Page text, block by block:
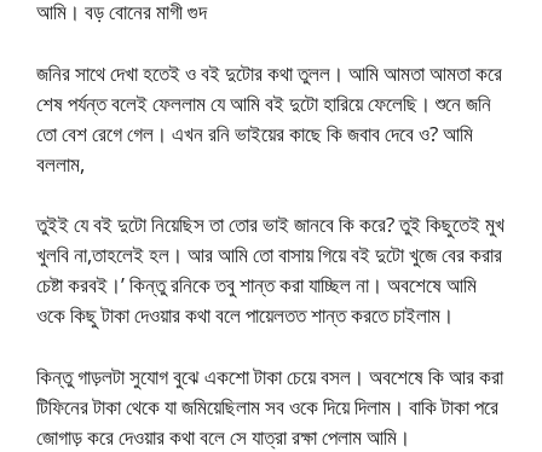
আমি। বড় বোনের মাগী গুদ
জনির সাথে দেখা হতেই ও বই দুটোর কথা তুলল। আমি আমতা আমতা করে
শেষ পর্যন্ত বলেই ফেললাম যে আমি বই দুটো হারিয়ে ফেলেছি। শুনে জনি
তো বেশ রেগে গেল। এখন রনি ভাইয়ের কাছে কি জবাব দেবে ও? আমি
বললাম,
তুইই যে বই দুটো নিয়েছিস তা তোর ভাই জানবে কি করে? তুই কিছুতেই মুখ
খুলবি না,তাহলেই হল। আর আমি তো বাসায় গিয়ে বই দুটো খুজে বের করার
চেষ্টা করবই।’ কিন্তু রনিকে তবু শান্ত করা যাচ্ছিল না। অবশেষে আমি
ওকে কিছু টাকা দেওয়ার কথা বলে পায়েলতত শান্ত করতে চাইলাম।
কিন্তু গাড়লটা সুযোগ বুঝে একশো টাকা চেয়ে বসল। অবশেষে কি আর করা
টিফিনের টাকা থেকে যা জমিয়েছিলাম সব ওকে দিয়ে দিলাম। বাকি টাকা পরে
জোগাড় করে দেওয়ার কথা বলে সে যাত্রা রক্ষা পেলাম আমি।